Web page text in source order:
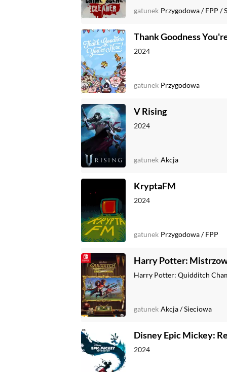
gatunek Przygodowa/FPP /
Thank Goodness
2024
gatunek Przygodowa
V Rising
2024
gatunek Akcja
KryptaFM
2024
gatunek Przygodowa/FPP
Harry Potter:
Harry Potter: Quidditch
gatunek Akcja/Sieciowa
Disney Epic Mickey:
2024